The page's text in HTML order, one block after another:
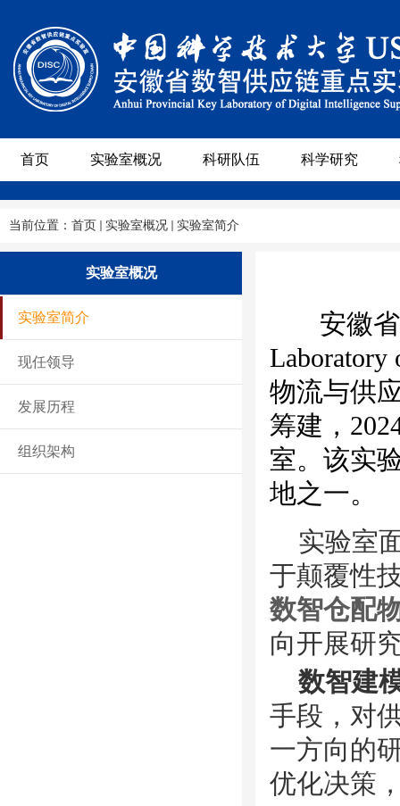
首页 实验室概况 科研队伍 科学研究
当前位置： 首页 实验室概况 实验室简介
实验室概况
实验室简介
现任领导
发展历程
组织架构
安徽
Laboratory
物流与供
筹建，
室。该实
地之一。
实验室
于颠覆性
数智仓配
向开展研
数智建
手段，对
一方向的
优化决策